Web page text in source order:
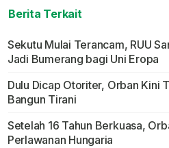
Berita Terkait
Sekutu Mulai Terancam, RUU
Jadi Bumerang bagi Uni Eropa
Dulu Dicap Otoriter, Orban Kini
Bangun Tirani
Setelah 16 Tahun Berkuasa,
Perlawanan Hungaria